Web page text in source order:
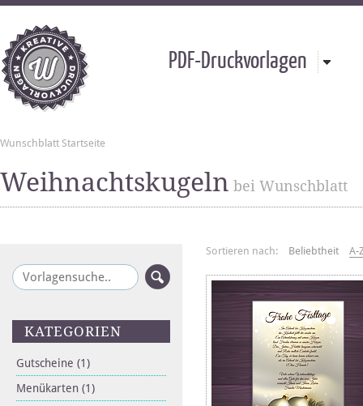
PDF-Druckvorlagen
Wunschblatt Startseite
Weihnachtskugeln bei Wunschblatt
KATEGORIEN
Gutscheine (1)
Menükarten (1)
Sortieren nach: Beliebtheit A-